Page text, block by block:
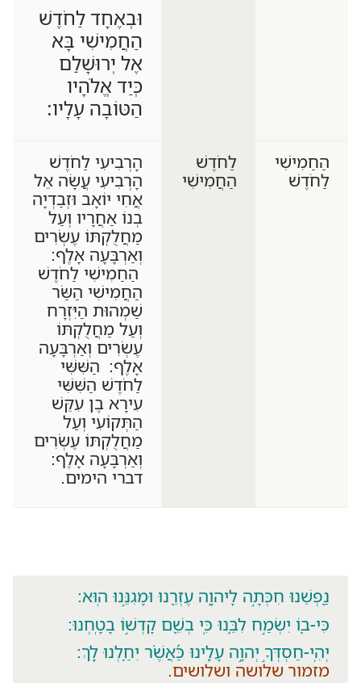
וּבְאֶחָד לַחֹדֶשׁ
הַחֲמִישִׁי בָּא
אֶל יְרוּשָׁלִַם
כְּיַד אֱלֹהָיו
הַטּוֹבָה עָלָיו:
הַחַמִישִׁי
לַחֹדֶשׁ
לַחֹדֶשׁ
הַחֲמִישִׁי
הָרְבִיעִי לַחֹדֶשׁ
הָרְבִיעִי עֲשָׂה אֵל
אֲחִי יוֹאָב וּזְבַדְיָה
בְנוֹ אַחֲרָיו וְעַל
מַחֲלֻקְתּוֹ עֶשְׂרִים
וְאַרְבָּעָה אָלֶף:
הַחַמִישִׁי לַחֹדֶשׁ
הַחֲמִישִׁי הַשַּׂר
שַׁמְהוּת הַיִּזְרָח
וְעַל מַחֲלֻקְתּוֹ
עֶשְׂרִים וְאַרְבָּעָה
אָלֶף: הַשִּׁשִּׁי
לַחֹדֶשׁ הַשִּׁשִּׁי
עִירָא בֶן עִקֵּשׁ
הַתְּקוֹעִי וְעַל
מַחֲלֻקְתּוֹ עֶשְׂרִים
וְאַרְבָּעָה אָלֶף:
דברי הימים.
נַ֭פְשֵׁנוּ חִכְּתָ֣ה לַֽיהוָ֑ה עֶזְרֵ֖נוּ וּמָגִנֵּ֣נוּ הֽוּא:
כִּי-ב֭וֹ יִשְׂמַ֣ח לִבֵּ֑נוּ כִּ֤י בְשֵׁ֖ם קָדְשׁ֣וֹ בָטָֽחְנוּ:
יְהִֽי-חַסְדְּךָ֣ יְהוָ֣ה עָלֵ֑ינוּ כַּ֝אֲשֶׁ֗ר יִחַ֥לְנוּ לָֽךְ:
מזמור שלושה ושלושים.